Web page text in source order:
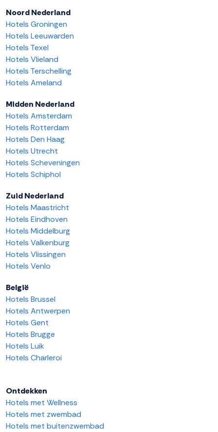
Noord Nederland
Hotels Groningen
Hotels Leeuwarden
Hotels Texel
Hotels Vlieland
Hotels Terschelling
Hotels Ameland
Midden Nederland
Hotels Amsterdam
Hotels Rotterdam
Hotels Den Haag
Hotels Utrecht
Hotels Scheveningen
Hotels Schiphol
Zuid Nederland
Hotels Maastricht
Hotels Eindhoven
Hotels Middelburg
Hotels Valkenburg
Hotels Vlissingen
Hotels Venlo
België
Hotels Brussel
Hotels Antwerpen
Hotels Gent
Hotels Brugge
Hotels Luik
Hotels Charleroi
Ontdekken
Hotels met Wellness
Hotels met zwembad
Hotels met buitenzwembad